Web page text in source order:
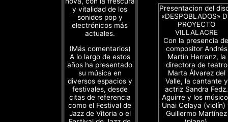
y vitalidad de los
sonidos pop y
electrónicos más
actuales.
(Más comentarios)
A lo largo de estos
años ha presentado
su música en
diversos espacios y
festivales, desde
citas de referencia
como el Festival de
Jazz de Vitoria o el
Presentacion del
«DESPOBLADOS»
PROYECTO
VILLALACRE
Con la presencia
compositor Andrés
Martín Herranz, la
directora de teatro
Marta Álvarez del
Valle, la cantante y
actriz Sandra Fedz.
Aguirre y los
Unai Celaya (violín)
Guillermo Martínez